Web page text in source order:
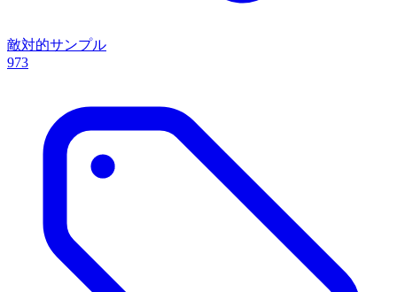
敵対的サンプル
973